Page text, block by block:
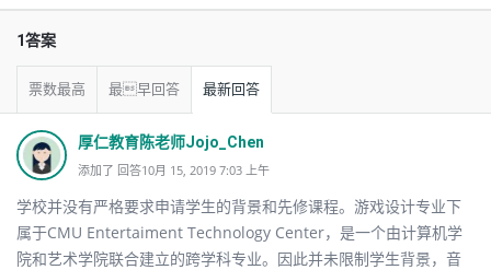
1答案
票数最高 最早回答 最新回答
厚仁教育陈老师Jojo_Chen
添加了 回答10月 15, 2019 7:03 上午
学校并没有严格要求申请学生的背景和先修课程。游戏设计专业下
属于CMU Entertaiment Technology Center，是一个由计算机学
院和艺术学院联合建立的跨学科专业。因此并未限制学生背景，音